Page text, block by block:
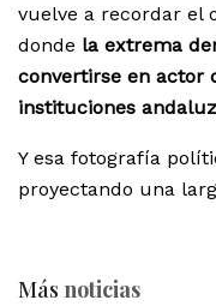
vuelve a recordar el
donde la extrema
convertirse en actor
instituciones
Y esa fotografía
proyectando una
Más noticias